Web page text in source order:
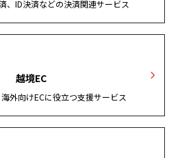
、ID決済などの決済関連サービス
越境EC
外向けECに役立つ支援サービス